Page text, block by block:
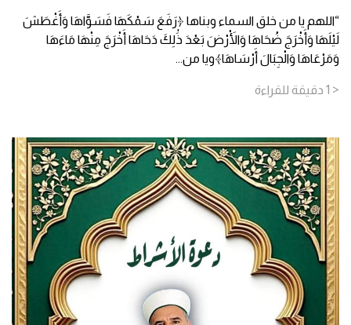
“اللهم يا من خلق السماء وبناها ﴿رَفَعَ سَمْكَهَا فَسَوَّاهَا وَأَغْطَشَ
لَيْلَهَا وَأَخْرَجَ ضُحَاهَا وَالْأَرْضَ بَعْدَ ذَٰلِكَ دَحَاهَا أَخْرَجَ مِنْهَا مَاءَهَا
وَمَرْعَاهَا وَالْجِبَالَ أَرْسَاهَا﴾ويا من...
< 1 دقيقة للقراءة